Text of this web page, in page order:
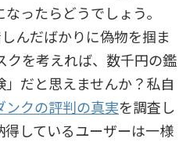
ったらどうでしょう。
んだばかりに偽物を掴ま
クを考えれば、数千円の鑑
だと思えませんか？私自
ンクの評判の真実を調査し
しているユーザーは一様